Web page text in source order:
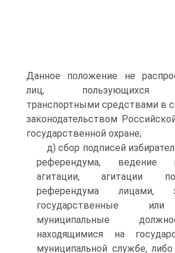
Данное положение не
лиц, пользующихся
транспортными средствами в
законодательством
государственной охране;
д) сбор подписей
референдума, ведение
агитации, агитации
референдума лицами,
государственные
муниципальные
находящимися на
муниципальной службе,